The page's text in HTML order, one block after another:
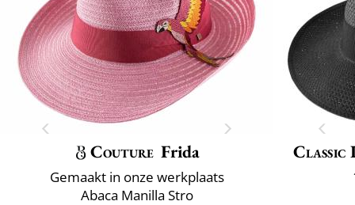
Couture Frida
Gemaakt in onze werkplaats
Abaca Manilla Stro